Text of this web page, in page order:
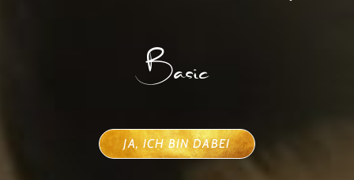
Basic
JA, ICH BIN DABEI